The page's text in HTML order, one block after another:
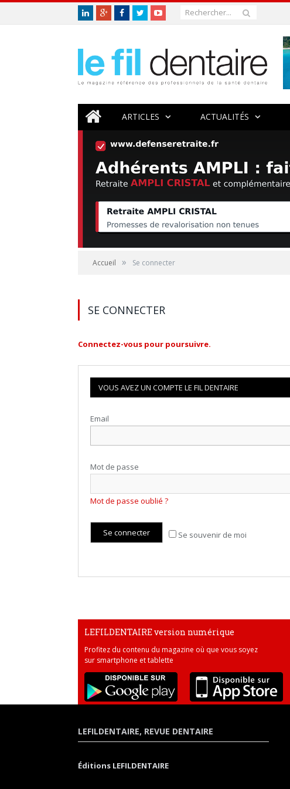
ARTICLES ACTUALITÉS
Accueil » Se connecter
SE CONNECTER
Connectez-vous pour poursuivre.
VOUS AVEZ UN COMPTE LE FIL DENTAIRE
Email
Mot de passe
Mot de passe oublié ?
Se souvenir de moi
LEFILDENTAIRE version numérique
Profitez du contenu du magazine où que vous soyez
sur smartphone et tablette
LEFILDENTAIRE, REVUE DENTAIRE
Éditions LEFILDENTAIRE